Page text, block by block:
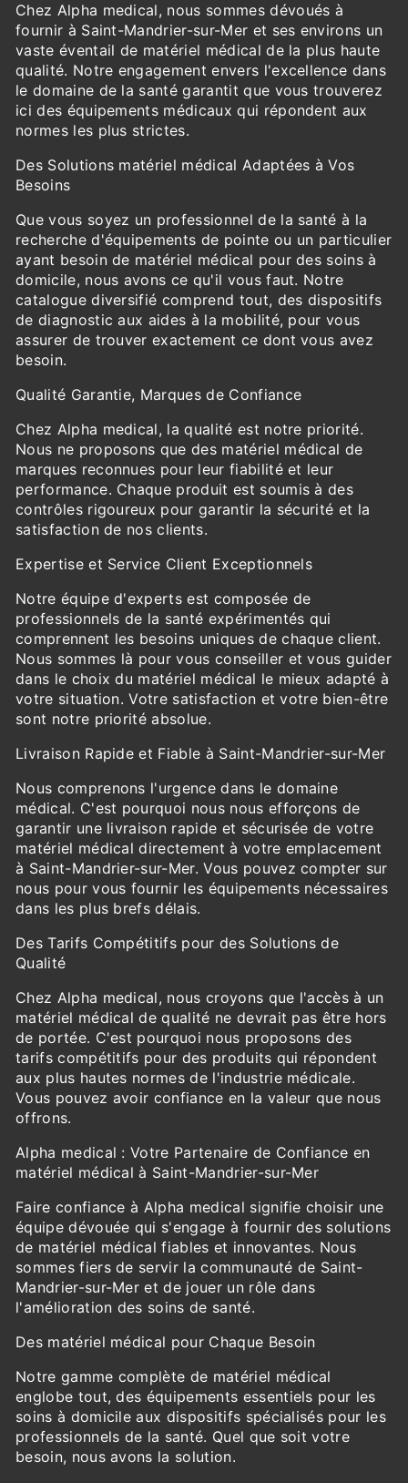
Chez Alpha medical, nous sommes dévoués à
fournir à Saint-Mandrier-sur-Mer et ses environs un
vaste éventail de matériel médical de la plus haute
qualité. Notre engagement envers l'excellence dans
le domaine de la santé garantit que vous trouverez
ici des équipements médicaux qui répondent aux
normes les plus strictes.
Des Solutions matériel médical Adaptées à Vos
Besoins
Que vous soyez un professionnel de la santé à la
recherche d'équipements de pointe ou un particulier
ayant besoin de matériel médical pour des soins à
domicile, nous avons ce qu'il vous faut. Notre
catalogue diversifié comprend tout, des dispositifs
de diagnostic aux aides à la mobilité, pour vous
assurer de trouver exactement ce dont vous avez
besoin.
Qualité Garantie, Marques de Confiance
Chez Alpha medical, la qualité est notre priorité.
Nous ne proposons que des matériel médical de
marques reconnues pour leur fiabilité et leur
performance. Chaque produit est soumis à des
contrôles rigoureux pour garantir la sécurité et la
satisfaction de nos clients.
Expertise et Service Client Exceptionnels
Notre équipe d'experts est composée de
professionnels de la santé expérimentés qui
comprennent les besoins uniques de chaque client.
Nous sommes là pour vous conseiller et vous guider
dans le choix du matériel médical le mieux adapté à
votre situation. Votre satisfaction et votre bien-être
sont notre priorité absolue.
Livraison Rapide et Fiable à Saint-Mandrier-sur-Mer
Nous comprenons l'urgence dans le domaine
médical. C'est pourquoi nous nous efforçons de
garantir une livraison rapide et sécurisée de votre
matériel médical directement à votre emplacement
à Saint-Mandrier-sur-Mer. Vous pouvez compter sur
nous pour vous fournir les équipements nécessaires
dans les plus brefs délais.
Des Tarifs Compétitifs pour des Solutions de
Qualité
Chez Alpha medical, nous croyons que l'accès à un
matériel médical de qualité ne devrait pas être hors
de portée. C'est pourquoi nous proposons des
tarifs compétitifs pour des produits qui répondent
aux plus hautes normes de l'industrie médicale.
Vous pouvez avoir confiance en la valeur que nous
offrons.
Alpha medical : Votre Partenaire de Confiance en
matériel médical à Saint-Mandrier-sur-Mer
Faire confiance à Alpha medical signifie choisir une
équipe dévouée qui s'engage à fournir des solutions
de matériel médical fiables et innovantes. Nous
sommes fiers de servir la communauté de Saint-
Mandrier-sur-Mer et de jouer un rôle dans
l'amélioration des soins de santé.
Des matériel médical pour Chaque Besoin
Notre gamme complète de matériel médical
englobe tout, des équipements essentiels pour les
soins à domicile aux dispositifs spécialisés pour les
professionnels de la santé. Quel que soit votre
besoin, nous avons la solution.